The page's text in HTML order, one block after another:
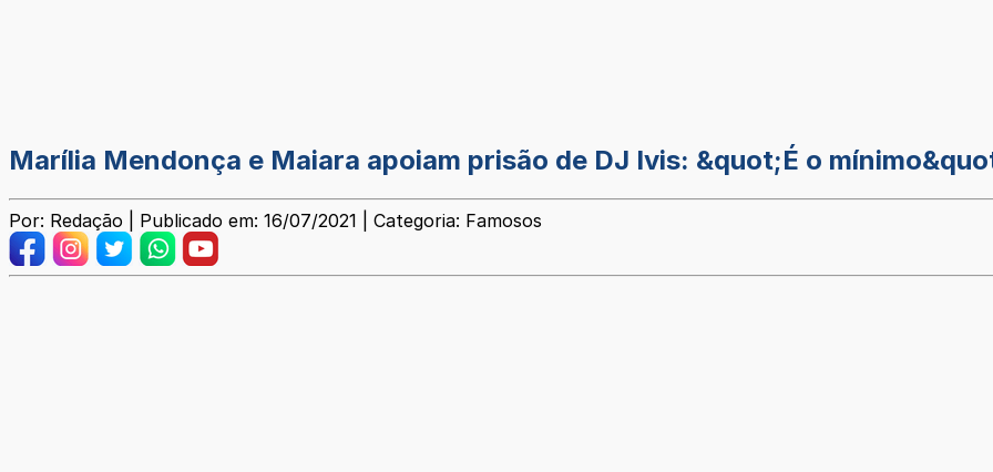
Marília Mendonça e Maiara apoiam prisão de DJ Ivis: &quot;É o
Por: Redação | Publicado em: 16/07/2021 | Categoria: Famosos